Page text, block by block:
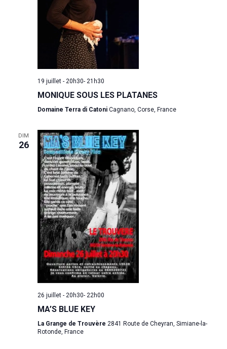
19 juillet - 20h30- 21h30
MONIQUE SOUS LES PLATANES
Domaine Terra di Catoni Cagnano, Corse, France
DIM
26
26 juillet - 20h30- 22h00
MA’S BLUE KEY
La Grange de Trouvère 2841 Route de Cheyran, Simiane-la-
Rotonde, France
Actualités
Archives
Agenda
Adhérer
WOW LOOK AT THIS!
This is an optional,
ABOUT SALIENT
The Castle
Unit 345
2500 Castle Dr
Manhattan, NY
E: